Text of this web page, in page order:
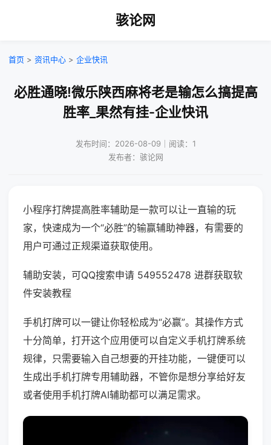
骇论网
首页 > 资讯中心 > 企业快讯
必胜通晓!微乐陕西麻将老是输怎么搞提高
胜率_果然有挂-企业快讯
发布时间：2026-08-09｜阅读：1
发布者：骇论网
小程序打牌提高胜率辅助是一款可以让一直输的玩
家，快速成为一个“必胜”的输赢辅助神器，有需要的
用户可通过正规渠道获取使用。
辅助安装，可QQ搜索申请 549552478 进群获取软
件安装教程
手机打牌可以一键让你轻松成为“必赢”。其操作方式
十分简单，打开这个应用便可以自定义手机打牌系统
规律，只需要输入自己想要的开挂功能，一键便可以
生成出手机打牌专用辅助器，不管你是想分享给好友
或者使用手机打牌AI辅助都可以满足需求。